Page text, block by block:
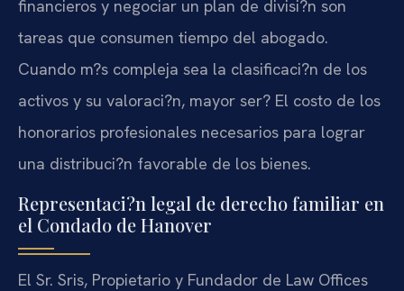
financieros y negociar un plan de divisi?n son
tareas que consumen tiempo del abogado.
Cuando m?s compleja sea la clasificaci?n de los
activos y su valoraci?n, mayor ser? El costo de los
honorarios profesionales necesarios para lograr
una distribuci?n favorable de los bienes.
Representaci?n legal de derecho familiar en
el Condado de Hanover
El Sr. Sris, Propietario y Fundador de Law Offices